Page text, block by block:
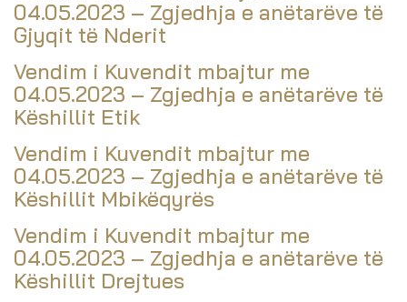
04.05.2023 – Zgjedhja e anëtarëve të
Gjyqit të Nderit
Vendim i Kuvendit mbajtur me
04.05.2023 – Zgjedhja e anëtarëve të
Këshillit Etik
Vendim i Kuvendit mbajtur me
04.05.2023 – Zgjedhja e anëtarëve të
Këshillit Mbikëqyrës
Vendim i Kuvendit mbajtur me
04.05.2023 – Zgjedhja e anëtarëve të
Këshillit Drejtues